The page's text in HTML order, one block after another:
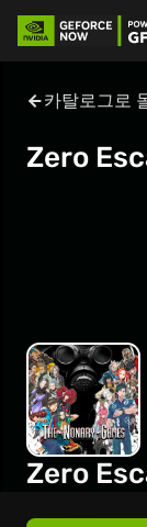
카탈로그로
Zero
Zero